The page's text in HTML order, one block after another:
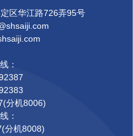
区华江路726弄95号
：
分机8006)
：
分机8008)